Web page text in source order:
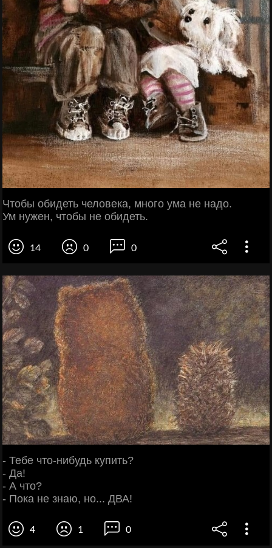
Чтобы обидеть человека, много ума не надо.
Ум нужен, чтобы не обидеть.
14 0 0
- Тебе что-нибудь купить?
- Да!
- А что?
- Пока не знаю, но... ДВА!
4 1 0